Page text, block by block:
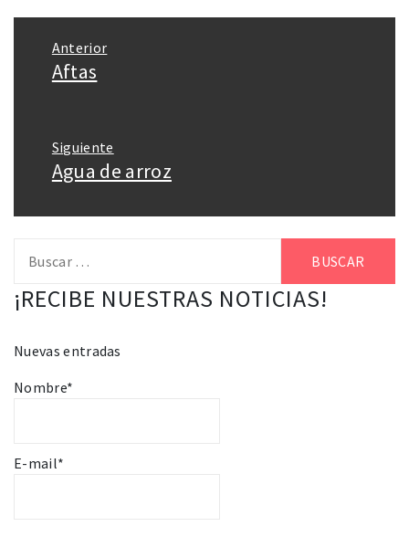
entradas
Anterior
Entrada
Aftas
Siguiente
Entrada
Agua de arroz
¡RECIBE NUESTRAS NOTICIAS!
Nuevas entradas
Nombre*
E-mail*